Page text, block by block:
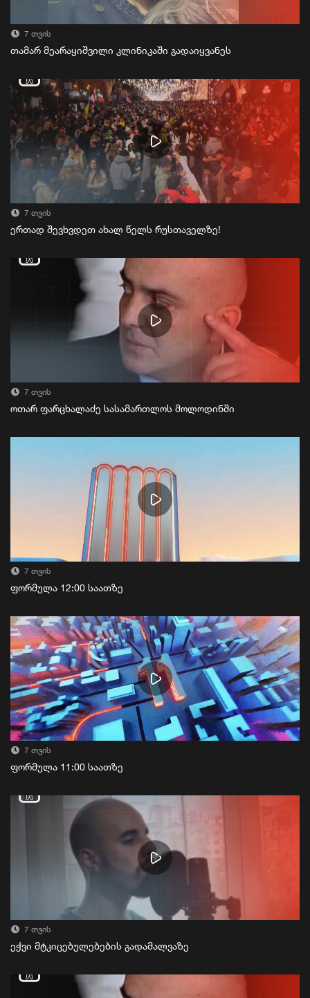
7 თვის
თამარ მეარაყიშვილი კლინიკაში გადაიყვანეს
7 თვის
ერთად შევხვდეთ ახალ წელს რუსთაველზე!
7 თვის
ოთარ ფარცხალაძე სასამართლოს მოლოდინში
7 თვის
ფორმულა 12:00 საათზე
7 თვის
ფორმულა 11:00 საათზე
7 თვის
ეჭვი მტკიცებულებების გადამალვაზე